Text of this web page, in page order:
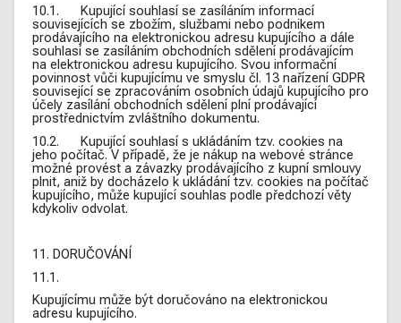
10.1. Kupující souhlasí se zasíláním informací
souvisejících se zbožím, službami nebo podnikem
prodávajícího na elektronickou adresu kupujícího a dále
souhlasí se zasíláním obchodních sdělení prodávajícím
na elektronickou adresu kupujícího. Svou informační
povinnost vůči kupujícímu ve smyslu čl. 13 nařízení GDPR
související se zpracováním osobních údajů kupujícího pro
účely zasílání obchodních sdělení plní prodávající
prostřednictvím zvláštního dokumentu.
10.2. Kupující souhlasí s ukládáním tzv. cookies na
jeho počítač. V případě, že je nákup na webové stránce
možné provést a závazky prodávajícího z kupní smlouvy
plnit, aniž by docházelo k ukládání tzv. cookies na počítač
kupujícího, může kupující souhlas podle předchozí věty
kdykoliv odvolat.
11. DORUČOVÁNÍ
11.1.
Kupujícímu může být doručováno na elektronickou
adresu kupujícího.